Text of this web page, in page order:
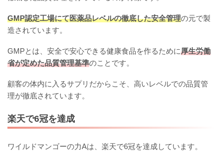
GMP認定工場にて医薬品レベルの徹底した安全管理の元で製
造されています。
GMPとは、安全で安心できる健康食品を作るために厚生労働
省が定めた品質管理基準のことです。
顧客の体内に入るサプリだからこそ、高いレベルでの品質管
理が徹底されています。
楽天で6冠を達成
ワイルドマンゴーの力Aは、楽天で6冠を達成しています。